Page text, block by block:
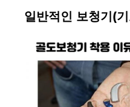
일반적인 보청기(